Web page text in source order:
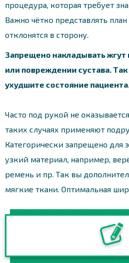
процедура, которая требует
Важно чётко представлять
отклонятся в сторону.
Запрещено накладывать жгут
или повреждении сустава.
ухудшите состояние
Часто под рукой не
таких случаях применяют
Категорически запрещено для
узкий материал, например,
ремень и пр. Так вы
мягкие ткани. Оптимальная